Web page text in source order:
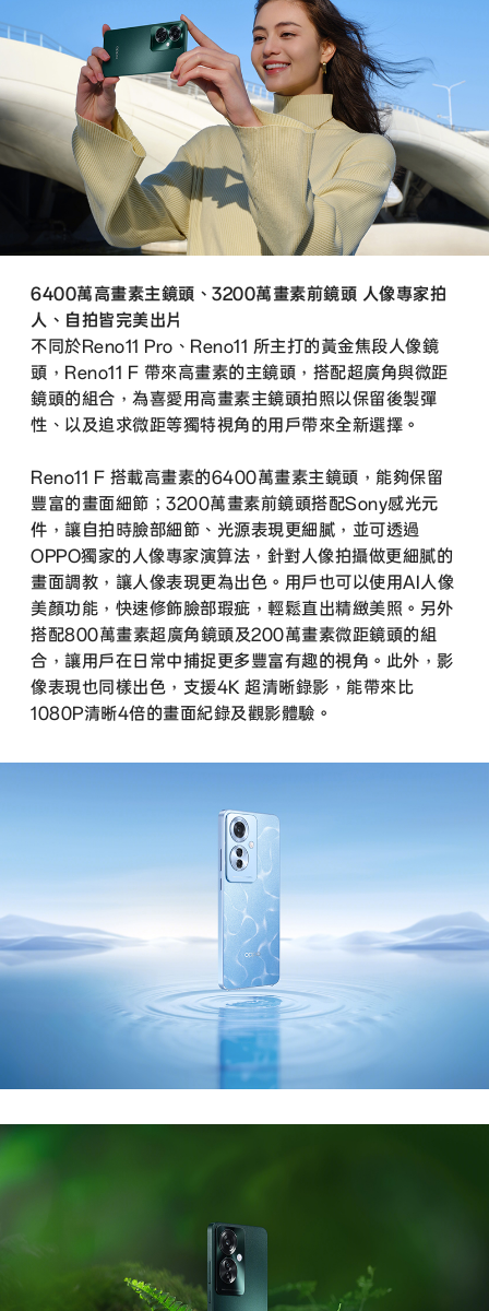
6400萬高畫素主鏡頭、3200萬畫素前鏡頭 人像專家拍
人、自拍皆完美出片
不同於Reno11 Pro、Reno11 所主打的黃金焦段人像鏡
頭，Reno11 F 帶來高畫素的主鏡頭，搭配超廣角與微距
鏡頭的組合，為喜愛用高畫素主鏡頭拍照以保留後製彈
性、以及追求微距等獨特視角的用戶帶來全新選擇。
Reno11 F 搭載高畫素的6400萬畫素主鏡頭，能夠保留
豐富的畫面細節；3200萬畫素前鏡頭搭配Sony感光元
件，讓自拍時臉部細節、光源表現更細膩，並可透過
OPPO獨家的人像專家演算法，針對人像拍攝做更細膩的
畫面調教，讓人像表現更為出色。用戶也可以使用AI人像
美顏功能，快速修飾臉部瑕疵，輕鬆直出精緻美照。另外
搭配800萬畫素超廣角鏡頭及200萬畫素微距鏡頭的組
合，讓用戶在日常中捕捉更多豐富有趣的視角。此外，影
像表現也同樣出色，支援4K 超清晰錄影，能帶來比
1080P清晰4倍的畫面紀錄及觀影體驗。